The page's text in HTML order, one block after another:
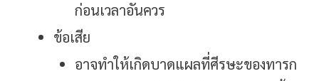
ก่อนเวลาอันควร
ข้อเสีย
อาจทำให้เกิดบาดแผลที่ศีรษะของทารก